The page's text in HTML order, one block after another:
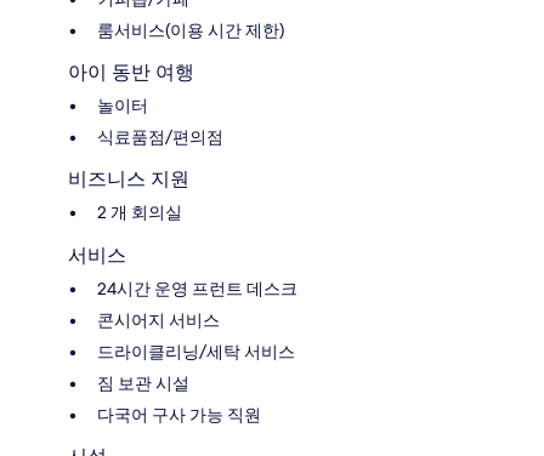
룸서비스(이용 시간 제한)
아이 동반 여행
놀이터
식료품점/편의점
비즈니스 지원
2 개 회의실
서비스
24시간 운영 프런트 데스크
콘시어지 서비스
드라이클리닝/세탁 서비스
짐 보관 시설
다국어 구사 가능 직원